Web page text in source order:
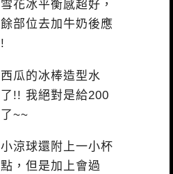
花冰平衡感超好，
部位去加牛奶後應
瓜的冰棒造型水
!! 我絕對是給200
~~
涼球還附上一小杯
，但是加上會過